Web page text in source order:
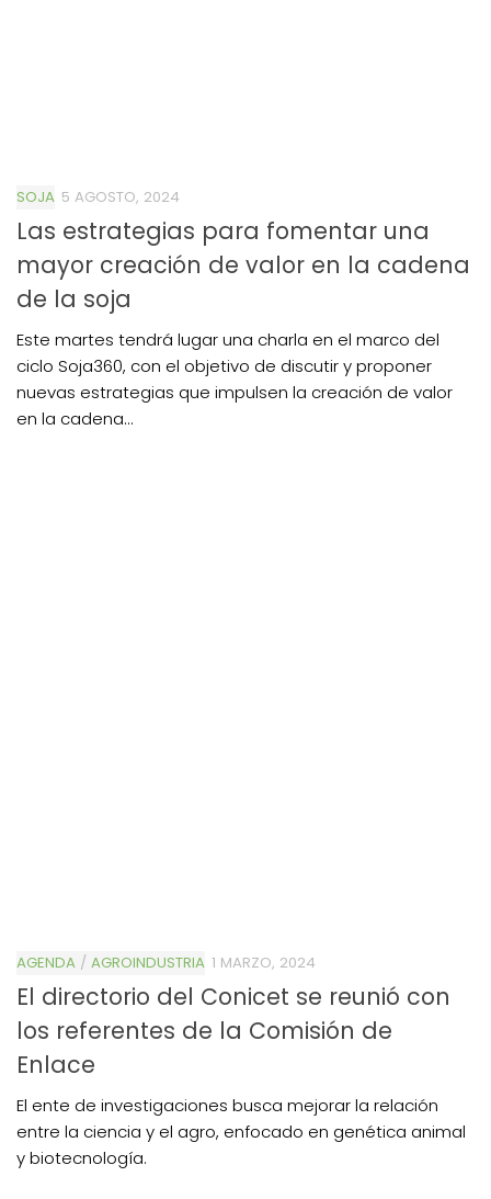
SOJA 5 AGOSTO, 2024
Las estrategias para fomentar una
mayor creación de valor en la cadena
de la soja
Este martes tendrá lugar una charla en el marco del
ciclo Soja360, con el objetivo de discutir y proponer
nuevas estrategias que impulsen la creación de valor
en la cadena...
AGENDA / AGROINDUSTRIA 1 MARZO, 2024
El directorio del Conicet se reunió con
los referentes de la Comisión de
Enlace
El ente de investigaciones busca mejorar la relación
entre la ciencia y el agro, enfocado en genética animal
y biotecnología.